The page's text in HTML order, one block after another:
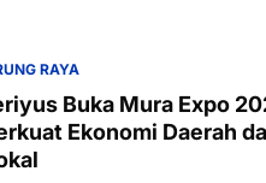
RAYA
Buka Mura Expo
Ekonomi Daerah